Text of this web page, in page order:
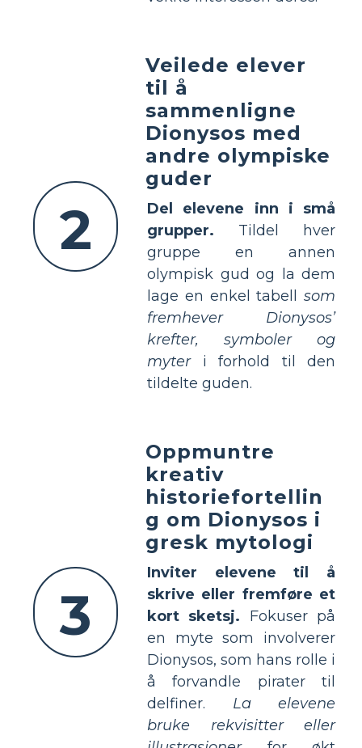
2
Veilede elever
til å
sammenligne
Dionysos med
andre olympiske
guder
Del elevene inn i små
grupper. Tildel hver
gruppe en annen
olympisk gud og la dem
lage en enkel tabell som
fremhever Dionysos’
krefter, symboler og
myteri forhold til den
tildelte guden.
3
Oppmuntre
kreativ
historiefortellin
g om Dionysos i
gresk mytologi
Inviter elevene til å
skrive eller fremføre et
kort sketsj. Fokuser på
en myte som involverer
Dionysos, som hans rolle i
å forvandle pirater til
delfiner. La elevene
bruke rekvisitter eller